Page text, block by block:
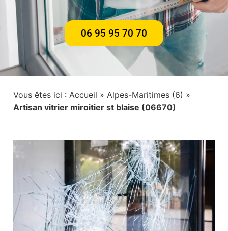
06 95 95 70 70
Vous êtes ici : Accueil » Alpes-Maritimes (6) »
Artisan vitrier miroitier st blaise (06670)